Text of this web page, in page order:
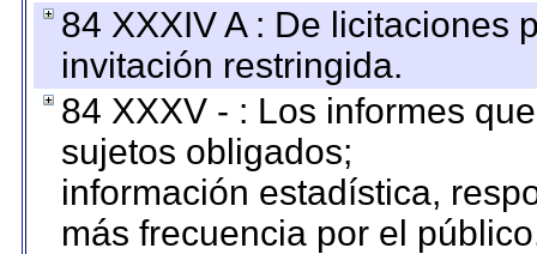
84 XXXIV A : De licitaciones
invitación restringida.
84 XXXV - : Los informes
sujetos obligados;
información estadística,
más frecuencia por el